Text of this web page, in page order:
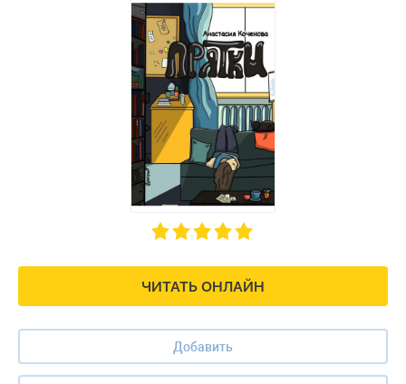
ЧИТАТЬ ОНЛАЙН
Добавить